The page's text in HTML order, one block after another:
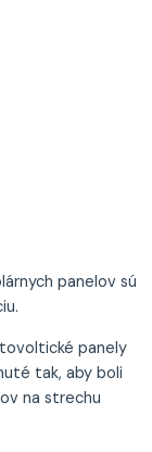
panelov sú
panely
tak, aby boli
na strechu